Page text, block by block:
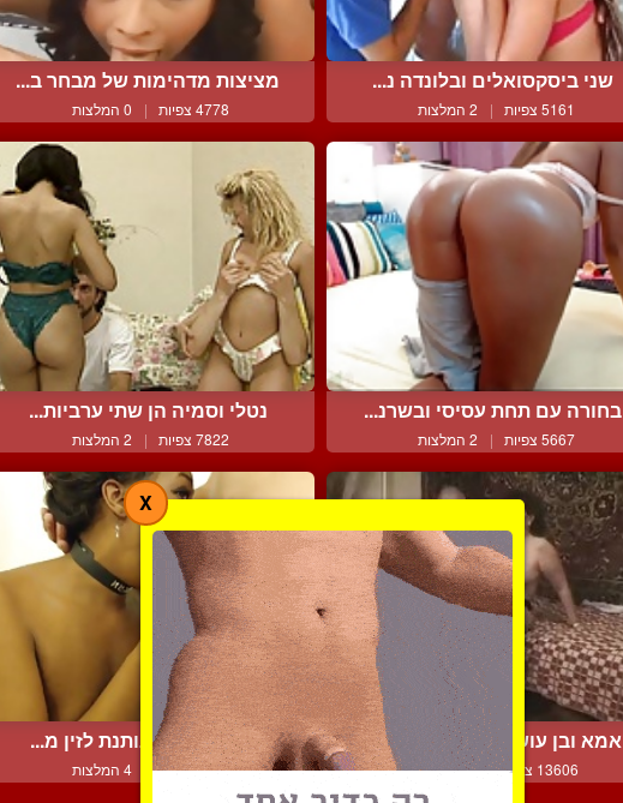
שני ביסקסואלים ובלונדה נ...
5161 צפיות | 2 המלצות
מציצות מדהימות של מבחר ב...
4778 צפיות | 0 המלצות
בחורה עם תחת עסיסי ובשרנ...
5667 צפיות | 2 המלצות
נטלי וסמיה הן שתי ערביות...
7822 צפיות | 2 המלצות
אמא ובן עושים אהבה באינט...
13606 צפיות | 7 המלצות
כושית חמודה נותנת לזין מ...
4725 צפיות | 4 המלצות
X